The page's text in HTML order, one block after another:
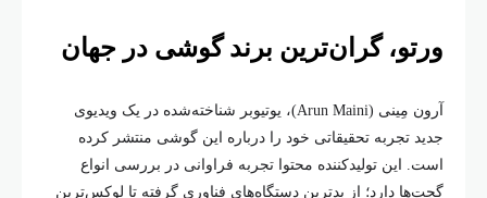
ورتو، گران‌ترین برند گوشی در جهان
آرون مِینی (Arun Maini)، یوتیوبر شناخته‌شده در یک ویدیوی
جدید تجربه تحقیقاتی خود را درباره این گوشی منتشر کرده
است. این تولیدکننده محتوا تجربه فراوانی در بررسی انواع
گجت‌ها دارد؛ از بدترین دستگاه‌های فناوری گرفته تا لوکس‌ترین